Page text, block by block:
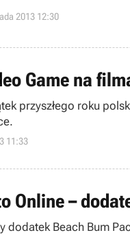
2013 12:30
Game na
przyszłego roku
11:33
Online –
dodatek Beach Bum